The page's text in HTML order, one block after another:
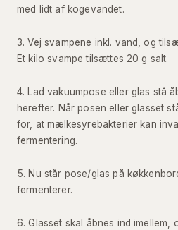
med lidt af kogevandet.
Vej svampene inkl. vand, og
Et kilo svampe tilsættes 20 g salt.
Lad vakuumpose eller glas stå
herefter. Når posen eller glasset
for, at mælkesyrebakterier kan
fermentering.
Nu står pose/glas på
fermenterer.
Glasset skal åbnes ind imellem,